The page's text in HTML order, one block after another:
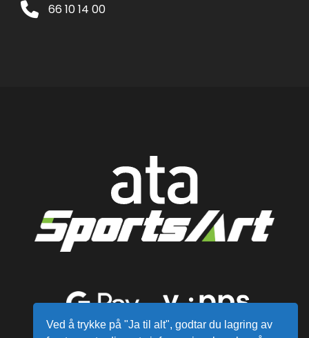
66 10 14 00
Ved å trykke på "Ja til alt", godtar du lagring av